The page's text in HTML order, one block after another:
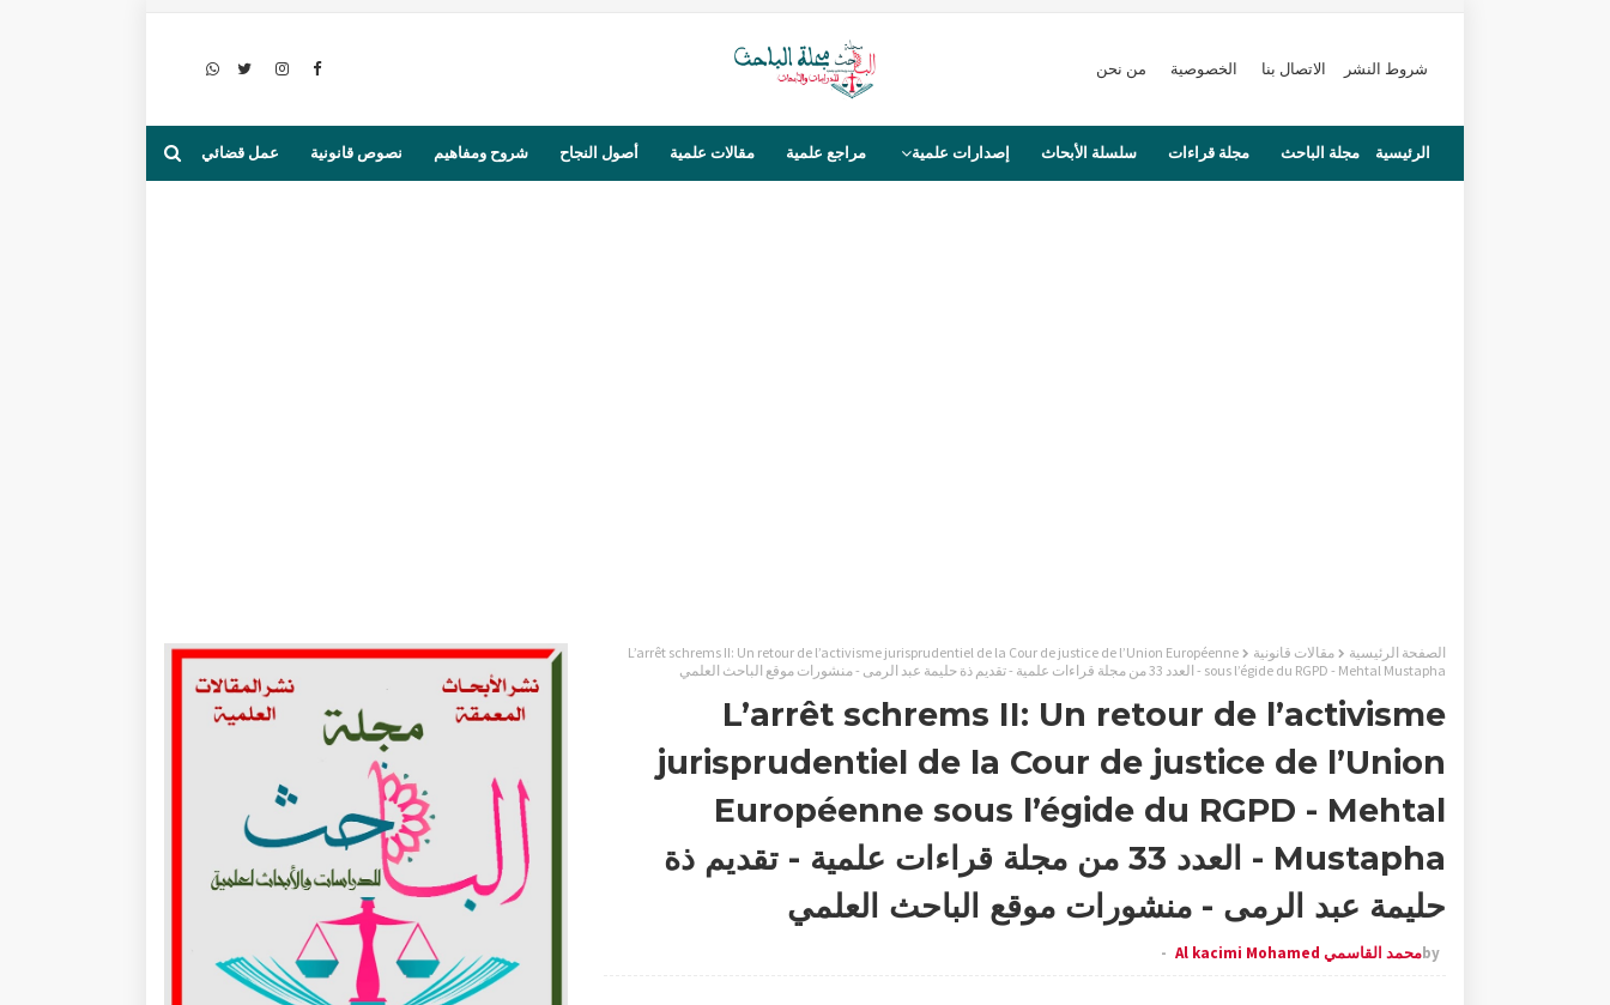
شروط النشر الاتصال بنا الخصوصية من نحن
الرئيسية مجلة الباحث مجلة قراءات سلسلة الأبحاث إصدارات علمية مراجع علمية مقالات علمية أصول النجاح شروح ومفاهيم نصوص قانونية عمل قضائي
الصفحة الرئيسية مقالات قانونية
L’arrêt schrems II: Un retour de l’activisme jurisprudentiel de la Cour de justice de l’Union Européenne
sous l’égide du RGPD - Mehtal Mustapha - العدد 33 من مجلة قراءات علمية - تقديم ذة حليمة عبد الرمى - منشورات موقع الباحث العلمي
L’arrêt schrems II: Un retour de l’activisme
jurisprudentiel de la Cour de justice de l’Union
Européenne sous l’égide du RGPD - Mehtal
Mustapha - العدد 33 من مجلة قراءات علمية - تقديم ذة
حليمة عبد الرمى - منشورات موقع الباحث العلمي
byمحمد القاسمي Al kacimi Mohamed